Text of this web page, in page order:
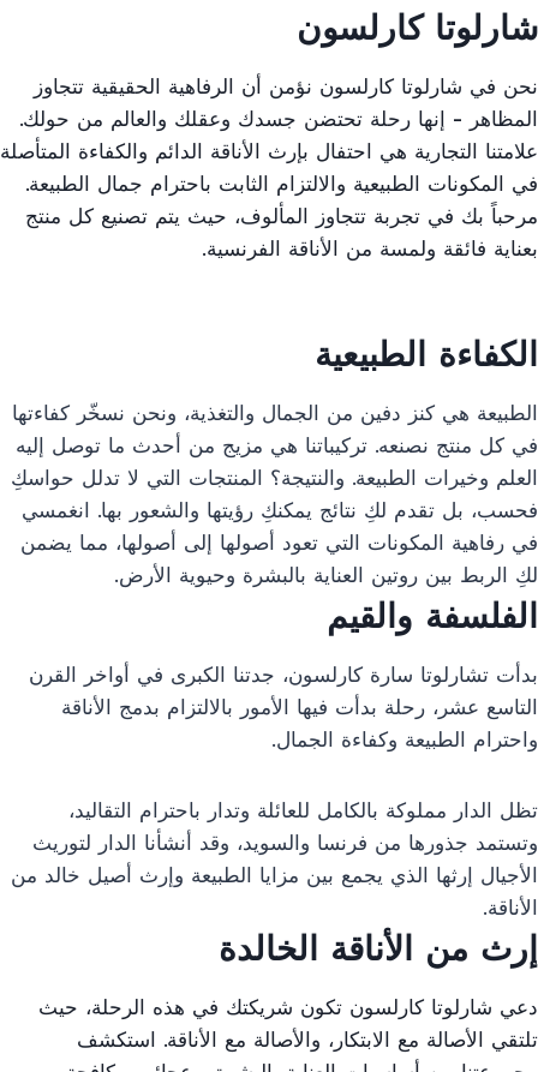
شارلوتا كارلسون
نحن في شارلوتا كارلسون نؤمن أن الرفاهية الحقيقية تتجاوز
المظاهر - إنها رحلة تحتضن جسدك وعقلك والعالم من حولك.
علامتنا التجارية هي احتفال بإرث الأناقة الدائم والكفاءة المتأصلة
في المكونات الطبيعية والالتزام الثابت باحترام جمال الطبيعة.
مرحباً بك في تجربة تتجاوز المألوف، حيث يتم تصنيع كل منتج
بعناية فائقة ولمسة من الأناقة الفرنسية.
الكفاءة الطبيعية
الطبيعة هي كنز دفين من الجمال والتغذية، ونحن نسخّر كفاءتها
في كل منتج نصنعه. تركيباتنا هي مزيج من أحدث ما توصل إليه
العلم وخيرات الطبيعة. والنتيجة؟ المنتجات التي لا تدلل حواسكِ
فحسب، بل تقدم لكِ نتائج يمكنكِ رؤيتها والشعور بها. انغمسي
في رفاهية المكونات التي تعود أصولها إلى أصولها، مما يضمن
لكِ الربط بين روتين العناية بالبشرة وحيوية الأرض.
الفلسفة والقيم
بدأت تشارلوتا سارة كارلسون، جدتنا الكبرى في أواخر القرن
التاسع عشر، رحلة بدأت فيها الأمور بالالتزام بدمج الأناقة
واحترام الطبيعة وكفاءة الجمال.
تظل الدار مملوكة بالكامل للعائلة وتدار باحترام التقاليد،
وتستمد جذورها من فرنسا والسويد، وقد أنشأنا الدار لتوريث
الأجيال إرثها الذي يجمع بين مزايا الطبيعة وإرث أصيل خالد من
الأناقة.
إرث من الأناقة الخالدة
دعي شارلوتا كارلسون تكون شريكتك في هذه الرحلة، حيث
تلتقي الأصالة مع الابتكار، والأصالة مع الأناقة. استكشف